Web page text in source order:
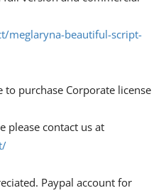
meglaryna-beautiful-script-
to purchase Corporate license
please contact us at
Paypal account for